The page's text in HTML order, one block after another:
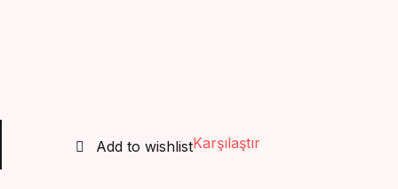
Add to wishlistKarşılaştır